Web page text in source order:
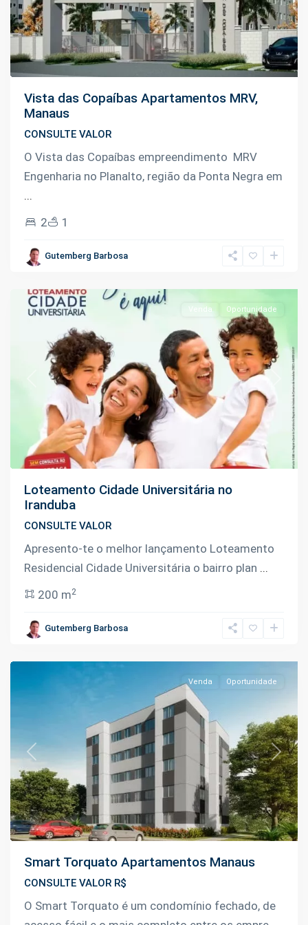
Vista das Copaíbas Apartamentos MRV,
Manaus
CONSULTE VALOR
O Vista das Copaíbas empreendimento MRV
Engenharia no Planalto, região da Ponta Negra em
...
2
1
Gutemberg Barbosa
Urbano,
Previous Next
Venda Oportunidade
Loteamento Cidade Universitária no
Iranduba
CONSULTE VALOR
Apresento-te o melhor lançamento Loteamento
Residencial Cidade Universitária o bairro plan ...
200 m2
Gutemberg Barbosa
Nova,
Previous Next
Venda Oportunidade
Smart Torquato Apartamentos Manaus
CONSULTE VALOR R$
O Smart Torquato é um condomínio fechado, de